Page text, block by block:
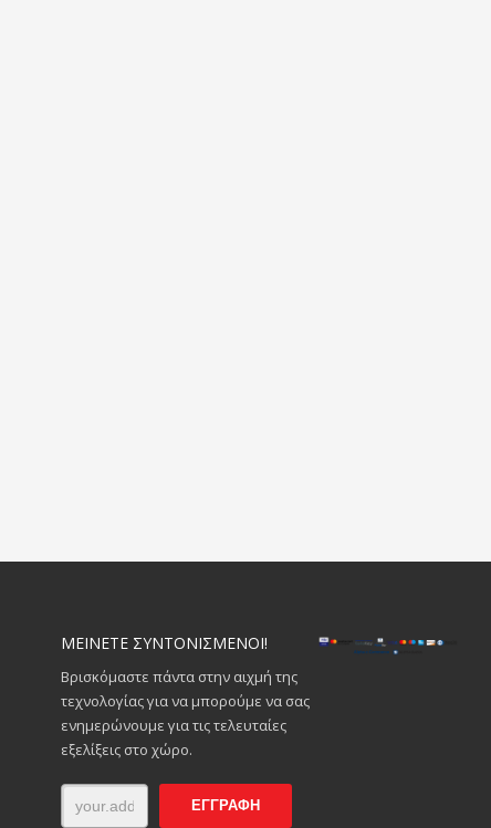
ΜΕΙΝΕΤΕ ΣΥΝΤΟΝΙΣΜΕΝΟΙ!
Βρισκόμαστε πάντα στην αιχμή της
τεχνολογίας για να μπορούμε να σας
ενημερώνουμε για τις τελευταίες
εξελίξεις στο χώρο.